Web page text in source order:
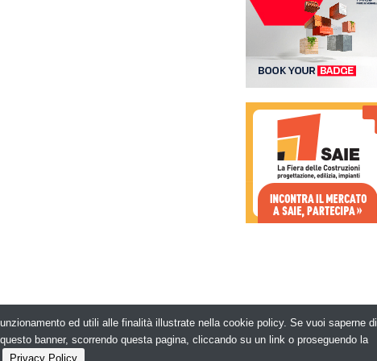
Iscrizione ROC 5836 -Privacy policy
ed utili alle finalità illustrate nella cookie policy. Se vuoi saperne di
banner, scorrendo questa pagina, cliccando su un link o proseguendo la
Privacy Policy